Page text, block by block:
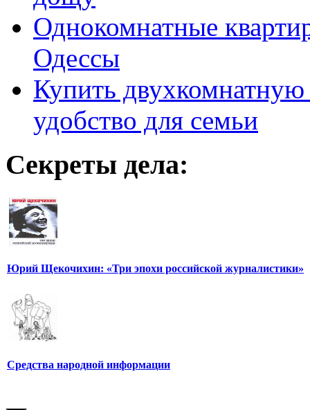
Однокомнатные
Одессы
Купить
удобство для семьи
Секреты дела:
Юрий Щекочихин: «Три эпохи российской журналистики»
Средства народной информации